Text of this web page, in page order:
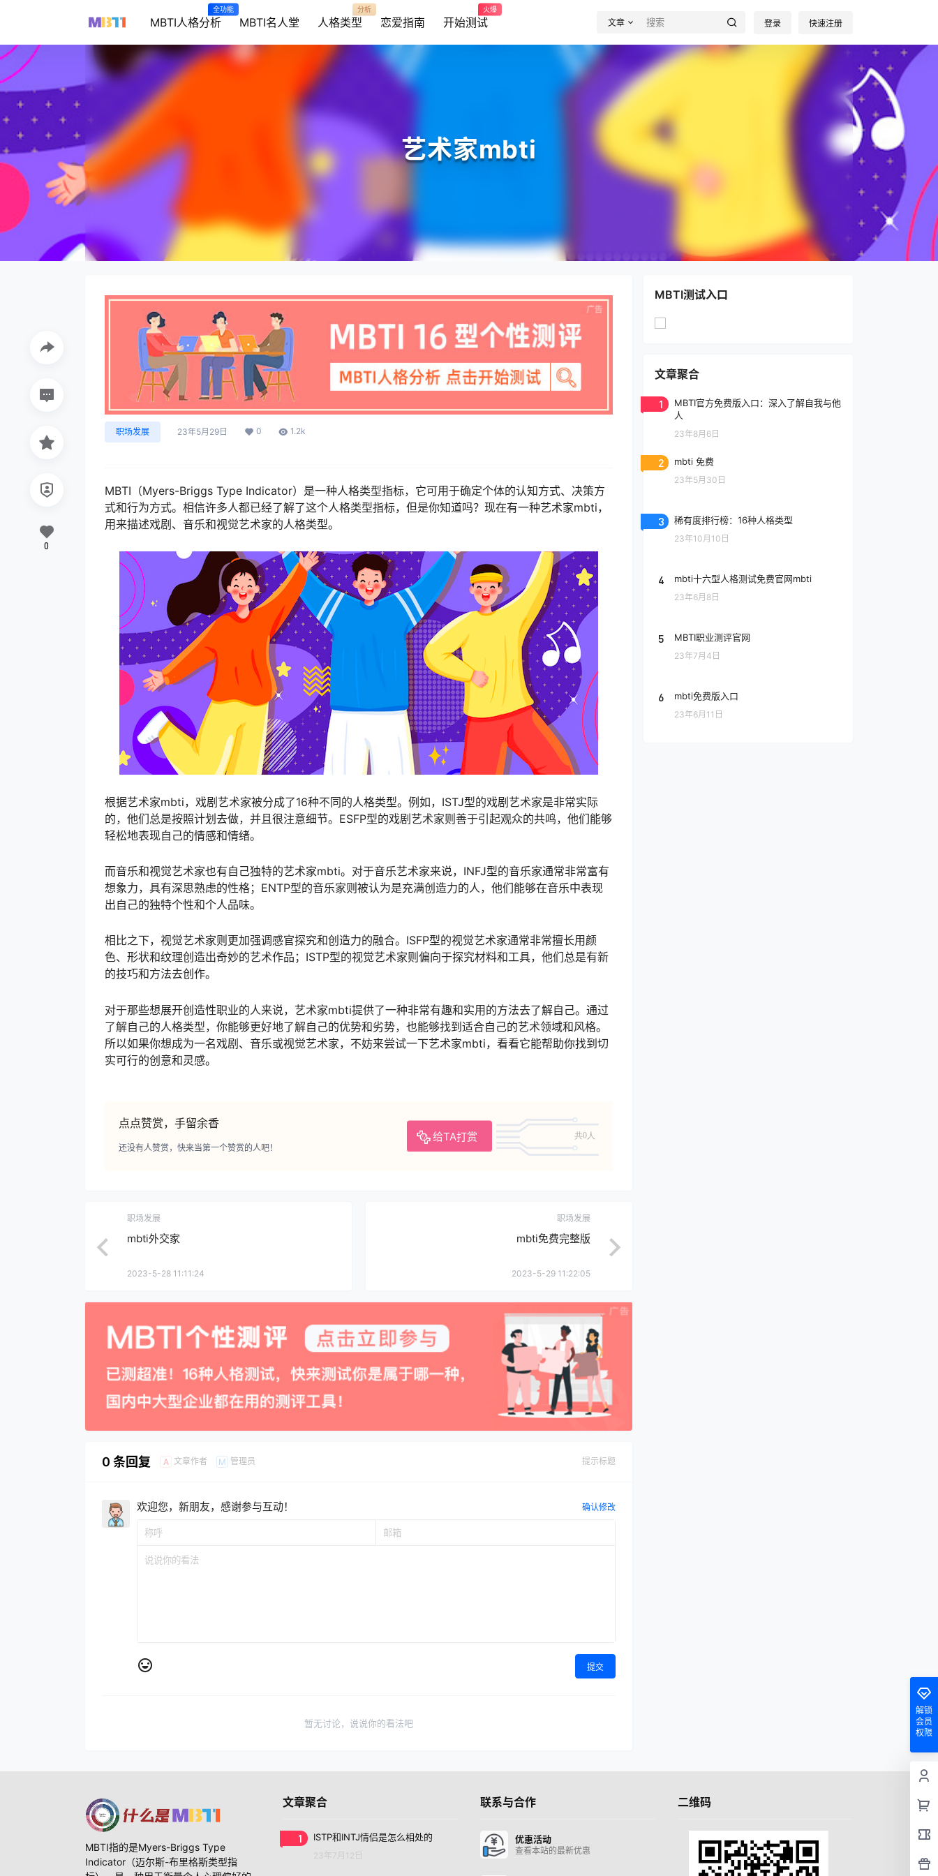
MBTI人格分析
全功能
MBTI名人堂 人格类型
分析
恋爱指南 开始测试
火爆
文章 登录 快速注册
艺术家mbti
职场发展 23年5月29日 0 1.2k
MBTI（Myers-Briggs Type Indicator）是一种人格类型指标，它可用于确定个体的认知方式、决策方
式和行为方式。相信许多人都已经了解了这个人格类型指标，但是你知道吗？现在有一种艺术家mbti，
用来描述戏剧、音乐和视觉艺术家的人格类型。
根据艺术家mbti，戏剧艺术家被分成了16种不同的人格类型。例如，ISTJ型的戏剧艺术家是非常实际
的，他们总是按照计划去做，并且很注意细节。ESFP型的戏剧艺术家则善于引起观众的共鸣，他们能够
轻松地表现自己的情感和情绪。
而音乐和视觉艺术家也有自己独特的艺术家mbti。对于音乐艺术家来说，INFJ型的音乐家通常非常富有
想象力，具有深思熟虑的性格；ENTP型的音乐家则被认为是充满创造力的人，他们能够在音乐中表现
出自己的独特个性和个人品味。
相比之下，视觉艺术家则更加强调感官探究和创造力的融合。ISFP型的视觉艺术家通常非常擅长用颜
色、形状和纹理创造出奇妙的艺术作品；ISTP型的视觉艺术家则偏向于探究材料和工具，他们总是有新
的技巧和方法去创作。
对于那些想展开创造性职业的人来说，艺术家mbti提供了一种非常有趣和实用的方法去了解自己。通过
了解自己的人格类型，你能够更好地了解自己的优势和劣势，也能够找到适合自己的艺术领域和风格。
所以如果你想成为一名戏剧、音乐或视觉艺术家，不妨来尝试一下艺术家mbti，看看它能帮助你找到切
实可行的创意和灵感。
点点赞赏，手留余香
给TA打赏 共0人
还没有人赞赏，快来当第一个赞赏的人吧！
0
职场发展
mbti外交家
2023-5-28 11:11:24
职场发展
mbti免费完整版
2023-5-29 11:22:05
0 条回复 A 文章作者 M 管理员 提示标题
欢迎您，新朋友，感谢参与互动！ 确认修改
提交
暂无讨论，说说你的看法吧
MBTI测试入口
文章聚合
1
MBTI官方免费版入口：深入了解自我与他
人
23年8月6日
2 mbti 免费
23年5月30日
3 稀有度排行榜：16种人格类型
23年10月10日
4 mbti十六型人格测试免费官网mbti
23年6月8日
5 MBTI职业测评官网
23年7月4日
6 mbti免费版入口
23年6月11日
解锁
会员
权限
MBTI指的是Myers-Briggs Type
Indicator（迈尔斯-布里格斯类型指
文章聚合
1 ISTP和INTJ情侣是怎么相处的
23年7月12日
联系与合作
优惠活动
查看本站的最新优惠
二维码